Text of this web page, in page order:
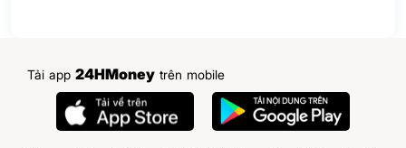
Tải app 24HMoney trên mobile